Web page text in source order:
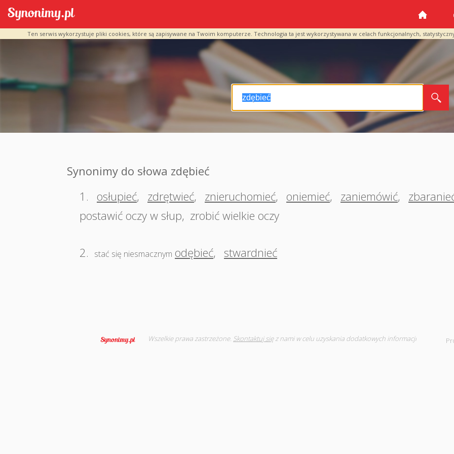
Ten serwis wykorzystuje pliki cookies, które są zapisywane na Twoim komputerze. Technologia ta jest wykorzystywana w celach funkcjonalnych,
Synonimy do słowa zdębieć
1.
osłupieć, zdrętwieć, znieruchomieć, oniemieć, zaniemówić,
postawić oczy w słup, zrobić wielkie oczy
2. stać się niesmacznym odębieć, stwardnieć
Wszelkie prawa zastrzeżone. Skontaktuj sięz nami w celu uzyskania dodatkowych informacji